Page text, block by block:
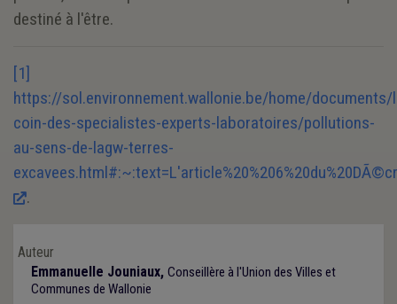
destiné à l'être.
[1]
https://sol.environnement.wallonie.be/home/documents/
coin-des-specialistes-experts-laboratoires/pollutions-
au-sens-de-lagw-terres-
.
Auteur
Emmanuelle Jouniaux, Conseillère à l'Union des Villes et
Communes de Wallonie